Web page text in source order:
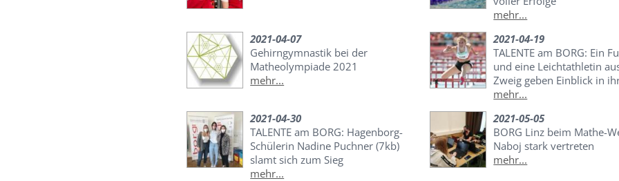
mehr...
2021-04-07
Gehirngymnastik bei der
Matheolympiade 2021
mehr...
2021-04-19
TALENTE am BORG: Ein
und eine Leichtathletin
Zweig geben Einblick in
mehr...
2021-04-30
TALENTE am BORG: Hagenborg-
Schülerin Nadine Puchner (7kb)
slamt sich zum Sieg
mehr...
2021-05-05
BORG Linz beim Mathe-
Naboj stark vertreten
mehr...